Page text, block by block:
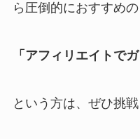
ら圧倒的におすすめの
「アフィリエイトで
という方は、ぜひ挑